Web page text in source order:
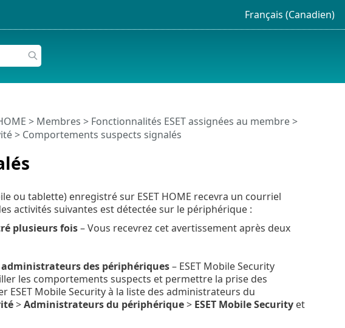
Français (Canadien)
> Membres > Fonctionnalités ESET assignées au membre>
> Comportements suspects signalés
tablette) enregistré sur ESET HOME recevra un courriel
activités suivantes est détectée sur le périphérique :
plusieurs fois– Vous recevrez cet avertissement après deux
administrateurs des périphériques– ESET Mobile Security
les comportements suspects et permettre la prise des
Mobile Security à la liste des administrateurs du
>Administrateurs du périphérique> ESET Mobile Securityet